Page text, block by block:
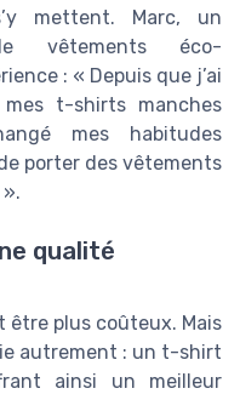
mettent. Marc, un
vêtements éco-
: « Depuis que j’ai
t-shirts manches
mes habitudes
porter des vêtements
qualité
être plus coûteux. Mais
autrement : un t-shirt
ainsi un meilleur